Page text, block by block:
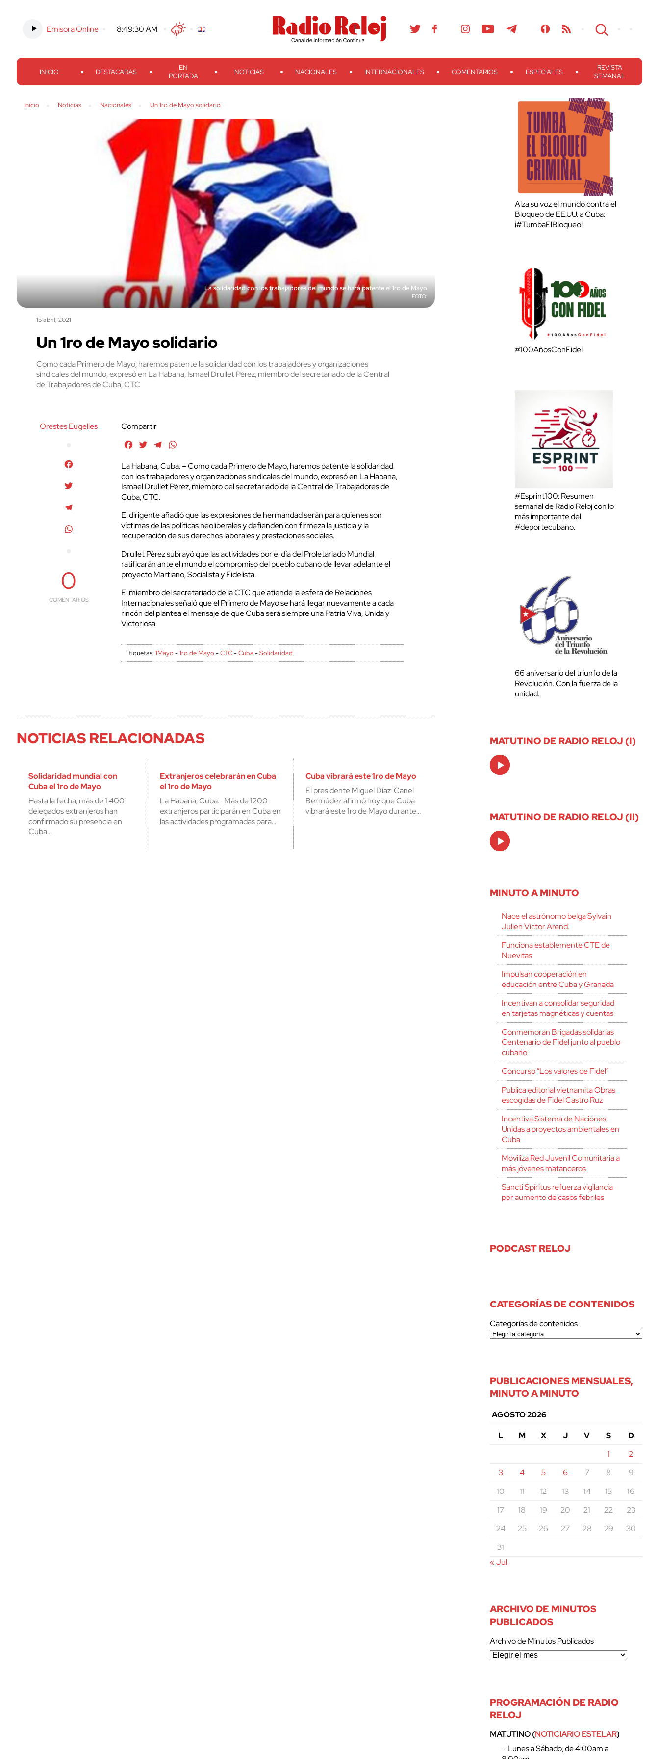
Emisora Online -8:49:31 AM TwitterFacebook
Threads
Instagram TelegramTeveo Ivoox RSS Search
INICIO DESTACADAS
EN
PORTADA
NOTICIAS NACIONALES INTERNACIONALES COMENTARIOS ESPECIALES
REVISTA
SEMANAL
Inicio Noticias Nacionales Un 1ro de Mayo solidario
La solidaridad con los trabajadores del mundo se hará patente el 1ro de Mayo
15 abril, 2021
Un 1ro de Mayo solidario
Como cada Primero de Mayo, haremos patente la solidaridad con los trabajadores y organizaciones
sindicales del mundo, expresó en La Habana, Ismael Drullet Pérez, miembro del secretariado de la Central
de Trabajadores de Cuba, CTC
Orestes Eugelles
0
COMENTARIOS
Compartir
FacebookTwitterTelegram
La Habana, Cuba. – Como cada Primero de Mayo, haremos patente la solidaridad
con los trabajadores y organizaciones sindicales del mundo, expresó en La Habana,
Ismael Drullet Pérez, miembro del secretariado de la Central de Trabajadores de
Cuba, CTC.
El dirigente añadió que las expresiones de hermandad serán para quienes son
víctimas de las políticas neoliberales y defienden con firmeza la justicia y la
recuperación de sus derechos laborales y prestaciones sociales.
Drullet Pérez subrayó que las actividades por el día del Proletariado Mundial
ratificarán ante el mundo el compromiso del pueblo cubano de llevar adelante el
proyecto Martiano, Socialista y Fidelista.
El miembro del secretariado de la CTC que atiende la esfera de Relaciones
Internacionales señaló que el Primero de Mayo se hará llegar nuevamente a cada
rincón del plantea el mensaje de que Cuba será siempre una Patria Viva, Unida y
Victoriosa.
Etiquetas:1Mayo -1ro de Mayo -CTC-Cuba -Solidaridad
NOTICIAS RELACIONADAS
Solidaridad mundial con
Cuba el 1ro de Mayo
Hasta la fecha, más de 1 400
delegados extranjeros han
confirmado su presencia en
Cuba…
Extranjeros celebrarán en Cuba
el 1ro de Mayo
La Habana, Cuba.- Más de 1200
extranjeros participarán en Cuba en
las actividades programadas para…
Cuba vibrará este 1ro de Mayo
El presidente Miguel Díaz-Canel
Bermúdez afirmó hoy que Cuba
vibrará este 1ro de Mayo durante…
Alza su voz el mundo contra el
Bloqueo de EE.UU. a Cuba:
¡#TumbaElBloqueo!
#100AñosConFidel
#Esprint100: Resumen
semanal de Radio Reloj con lo
más importante del
#deportecubano.
66 aniversario del triunfo de la
Revolución. Con la fuerza de la
unidad.
MATUTINO DE RADIO RELOJ (I)
Audio
Player
MATUTINO DE RADIO RELOJ (II)
Audio
Player
MINUTO A MINUTO
Nace el astrónomo belga Sylvain
Julien Victor Arend.
Funciona establemente CTE de
Nuevitas
Impulsan cooperación en
educación entre Cuba y Granada
Incentivan a consolidar seguridad
en tarjetas magnéticas y cuentas
Conmemoran Brigadas solidarias
Centenario de Fidel junto al pueblo
cubano
Concurso “Los valores de Fidel”
Publica editorial vietnamita Obras
escogidas de Fidel Castro Ruz
Incentiva Sistema de Naciones
Unidas a proyectos ambientales en
Cuba
Moviliza Red Juvenil Comunitaria a
más jóvenes matanceros
Sancti Spíritus refuerza vigilancia
por aumento de casos febriles
PODCAST RELOJ
CATEGORÍAS DE CONTENIDOS
Categorías de contenidos
PUBLICACIONES MENSUALES,
MINUTO A MINUTO
AGOSTO 2026
L
M X J V S
D
1
2
3
4 5 6 7 8
9
10
11 12 13 14 15
16
17
18 19 20 21 22
23
24
25 26 27 28 29
30
31
« Jul
ARCHIVO DE MINUTOS
PUBLICADOS
Archivo de Minutos Publicados
PROGRAMACIÓN DE RADIO
RELOJ
MATUTINO (NOTICIARIO ESTELAR)
– Lunes a Sábado, de 4:00am a